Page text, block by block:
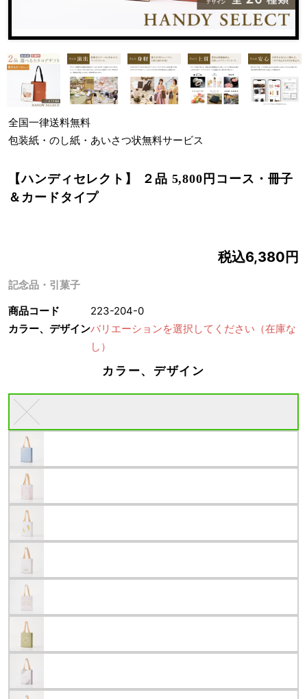
全国一律送料無料
包装紙・のし紙・あいさつ状無料サービス
【ハンディセレクト】 ２品 5,800円コース・冊子
＆カードタイプ
記念品・引菓子
税込6,380円
商品コード
223-204-0
カラー、デザインバリエーションを選択してください （在庫な
し）
カラー、デザイン